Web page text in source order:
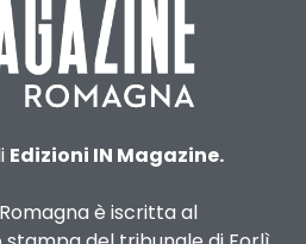
Edizioni IN Magazine.
è iscritta al